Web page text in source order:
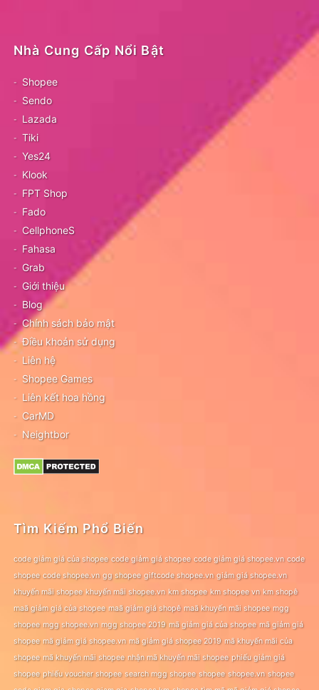
Nhà Cung Cấp Nổi Bật
Shopee
Sendo
Lazada
Tiki
Yes24
Klook
FPT Shop
Fado
CellphoneS
Fahasa
Grab
Giới thiệu
Blog
Chính sách bảo mật
Điều khoản sử dụng
Liên hệ
Shopee Games
Liên kết hoa hồng
CarMD
Neightbor
Tìm Kiếm Phổ Biến
code giảm giá của shopee code giảm giá shopee code giảm giá shopee.vn code
shopee code shopee.vn gg shopee giftcode shopee.vn giảm giá shopee.vn
khuyến mãi shopee khuyến mãi shopee.vn km shopee km shopee vn km shopê
maã giảm giá của shopee maã giảm giá shopê maã khuyến mãi shopee mgg
shopee mgg shopee.vn mgg shopee 2019 mã giảm giá của shopee mã giảm giá
shopee mã giảm giá shopee.vn mã giảm giá shopee 2019 mã khuyến mãi của
shopee mã khuyến mãi shopee nhận mã khuyến mãi shopee phiếu giảm giá
shopee phiếu voucher shopee search mgg shopee shopee shopee.vn shopee